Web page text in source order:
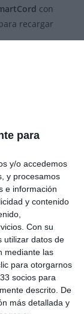
para
y/o accedemos
y procesamos
e información
y contenido
Con su
utilizar datos de
mediante las
para otorgarnos
socios para
descrito. De
más detallada y
con
recargar
de
el
en
móvil (app
todo el
pero ahora
del número
está
de España.
se debe más
variar el